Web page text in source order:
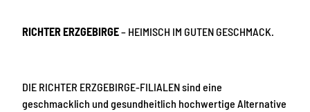
RICHTER ERZGEBIRGE– HEIMISCH IM GUTEN GESCHMACK.
DIE RICHTER ERZGEBIRGE-FILIALEN sind eine
geschmacklich und gesundheitlich hochwertige Alternative